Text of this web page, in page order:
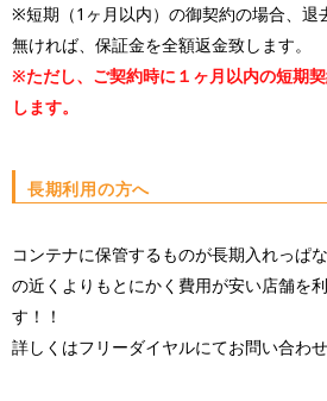
※短期（1ヶ月以内）の御契約の場合、退
無ければ、保証金を全額返金致します。
※ただし、ご契約時に１ヶ月以内の短期
します。
長期利用の方へ
コンテナに保管するものが長期入れっぱ
の近くよりもとにかく費用が安い店舗を
す！！
詳しくはフリーダイヤルにてお問い合わせ